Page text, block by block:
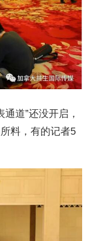
道”还没开启，
料，有的记者5